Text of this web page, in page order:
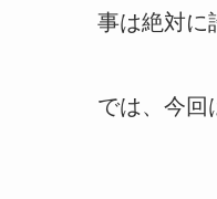
事は絶対に
では、今回